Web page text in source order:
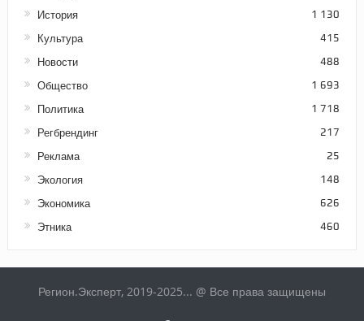
История 1 130
Культура 415
Новости 488
Общество 1 693
Политика 1 718
Регбрендинг 217
Реклама 25
Экология 148
Экономика 626
Этника 460
Регион.Эксперт, 2019-2025... @ Все права защищены